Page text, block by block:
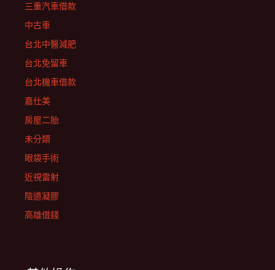
三重汽車借款
中古車
台北中醫減肥
台北免留車
台北機車借款
嘉仕美
房屋二胎
未分類
眼袋手術
近視雷射
陰道凝膠
高雄借錢